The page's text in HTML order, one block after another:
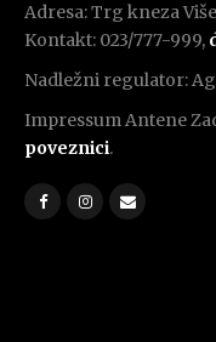
Adresa: Trg kneza
Kontakt: 023/777-999,
Nadležni regulator:
Impressum Antene
poveznici.